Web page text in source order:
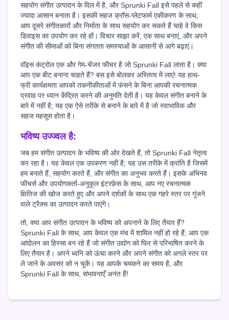
सहयोग संगीत उत्पादन के दिल में है, और Sprunki Fall इसे पहले से कहीं
ज्यादा आसान बनाता है। इसकी सहज क्रॉस-प्लेटफार्म एकीकरण के साथ,
आप दूसरे संगीतकारों और निर्माता के साथ सहयोग कर सकते हैं चाहे वे किस
डिवाइस का उपयोग कर रहे हों। विचार साझा करें, एक साथ बनाएं, और अपने
संगीत की सीमाओं को बिना संगतता समस्याओं के आसानी से आगे बढ़ाएं।
वॉइस कंट्रोल एक और गेम-चेंजर फीचर है जो Sprunki Fall लाता है। क्या
आप एक बीट बनाना चाहते हैं? बस इसे बोलकर अस्तित्व में लाएं! यह हाथ-
फ्री कार्यक्षमता आपको तकनीकीताओं में फंसने के बिना आपकी रचनात्मक
प्रवाह पर ध्यान केंद्रित करने की अनुमति देती है। यह केवल संगीत बनाने के
बारे में नहीं है; यह एक ऐसे तरीके से बनाने के बारे में है जो स्वाभाविक और
सहज महसूस होता है।
भविष्य उज्ज्वल है:
जब हम संगीत उत्पादन के भविष्य की ओर देखते हैं, तो Sprunki Fall नेतृत्व
कर रहा है। यह केवल एक उपकरण नहीं है; यह उस तरीके में क्रांति है जिसमें
हम बनाते हैं, सहयोग करते हैं, और संगीत का अनुभव करते हैं। इसके अभिनव
फीचर्स और उपयोगकर्ता-अनुकूल इंटरफ़ेस के साथ, आप नए रचनात्मक
क्षितिज की खोज करते हुए और अपने दर्शकों के साथ एक गहरे स्तर पर गूंजने
वाले ट्रैक्स का उत्पादन करते पाएंगे।
तो, क्या आप संगीत उत्पादन के भविष्य को अपनाने के लिए तैयार हैं?
Sprunki Fall के साथ, आप केवल एक मंच में शामिल नहीं हो रहे हैं; आप एक
आंदोलन का हिस्सा बन रहे हैं जो संगीत उद्योग को फिर से परिभाषित करने के
लिए तैयार है। अपने ध्वनि को ऊंचा करने और अपने संगीत को अगले स्तर पर
ले जाने के अवसर को न चूकें। यह आपके चमकने का समय है, और
Sprunki Fall के साथ, संभावनाएँ अनंत हैं!